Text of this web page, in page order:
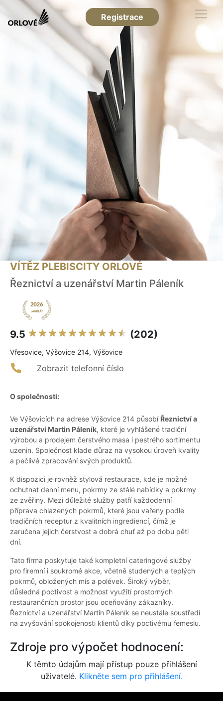
Registrace
VÍTĚZ PLEBISCITY ORLOVÉ
Řeznictví a uzenářství Martin Páleník
9.5 (202)
Vřesovice, Výšovice 214, Výšovice
Zobrazit telefonní číslo
O společnosti:
Ve Výšovicích na adrese Výšovice 214 působí Řeznictví a
uzenářství Martin Páleník, které je vyhlášené tradiční
výrobou a prodejem čerstvého masa i pestrého sortimentu
uzenin. Společnost klade důraz na vysokou úroveň kvality
a pečlivé zpracování svých produktů.
K dispozici je rovněž stylová restaurace, kde je možné
ochutnat denní menu, pokrmy ze stálé nabídky a pokrmy
ze zvěřiny. Mezi důležité služby patří každodenní
příprava chlazených pokrmů, které jsou vařeny podle
tradičních receptur z kvalitních ingrediencí, čímž je
zaručena jejich čerstvost a dobrá chuť až po dobu pěti
dní.
Tato firma poskytuje také kompletní cateringové služby
pro firemní i soukromé akce, včetně studených a teplých
pokrmů, obložených mís a polévek. Široký výběr,
důsledná poctivost a možnost využití prostorných
restaurančních prostor jsou oceňovány zákazníky.
Řeznictví a uzenářství Martin Páleník se neustále soustředí
na zvyšování spokojenosti klientů díky poctivému řemeslu.
Zdroje pro výpočet hodnocení:
K těmto údajům mají přístup pouze přihlášení
uživatelé. Klikněte sem pro přihlášení.